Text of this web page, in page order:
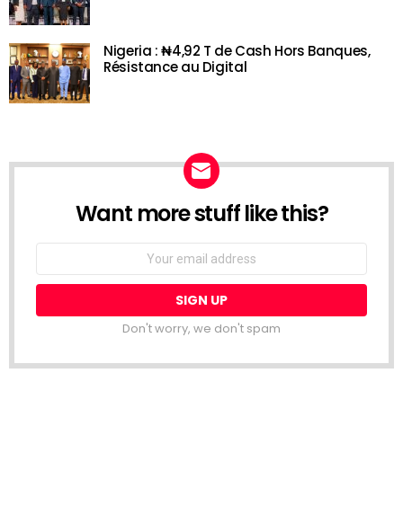
Nigeria : ₦4,92 T de Cash Hors Banques,
Résistance au Digital
NEWSLETTER
Want more stuff like this?
Don't worry, we don't spam